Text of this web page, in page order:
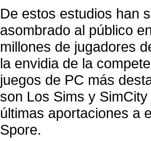
De estos estudios han
asombrado al público
millones de jugadores
la envidia de la
juegos de PC más
son Los Sims y
últimas aportaciones a
Spore.